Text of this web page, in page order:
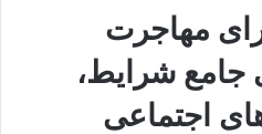
مهاجرت
جامع شرایط،
اجتماعی